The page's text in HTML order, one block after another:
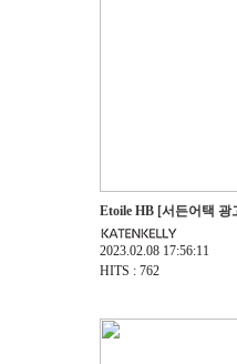
Etoile HB [서든어택 광
2023.02.08 17:56:11
HITS : 762